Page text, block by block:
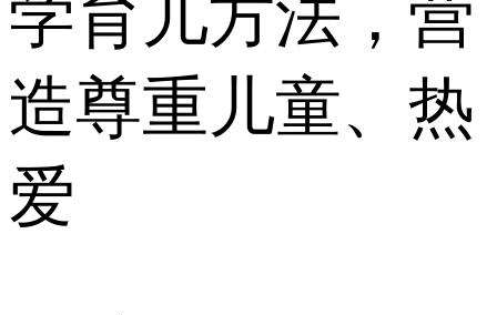
学育儿方法，营
造尊重儿童、热
爱